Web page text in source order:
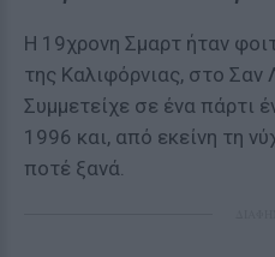
Η 19χρονη Σμαρτ ήταν
της Καλιφόρνιας, στο Σαν
Συμμετείχε σε ένα πάρτι
1996 και, από εκείνη τη
ποτέ ξανά.